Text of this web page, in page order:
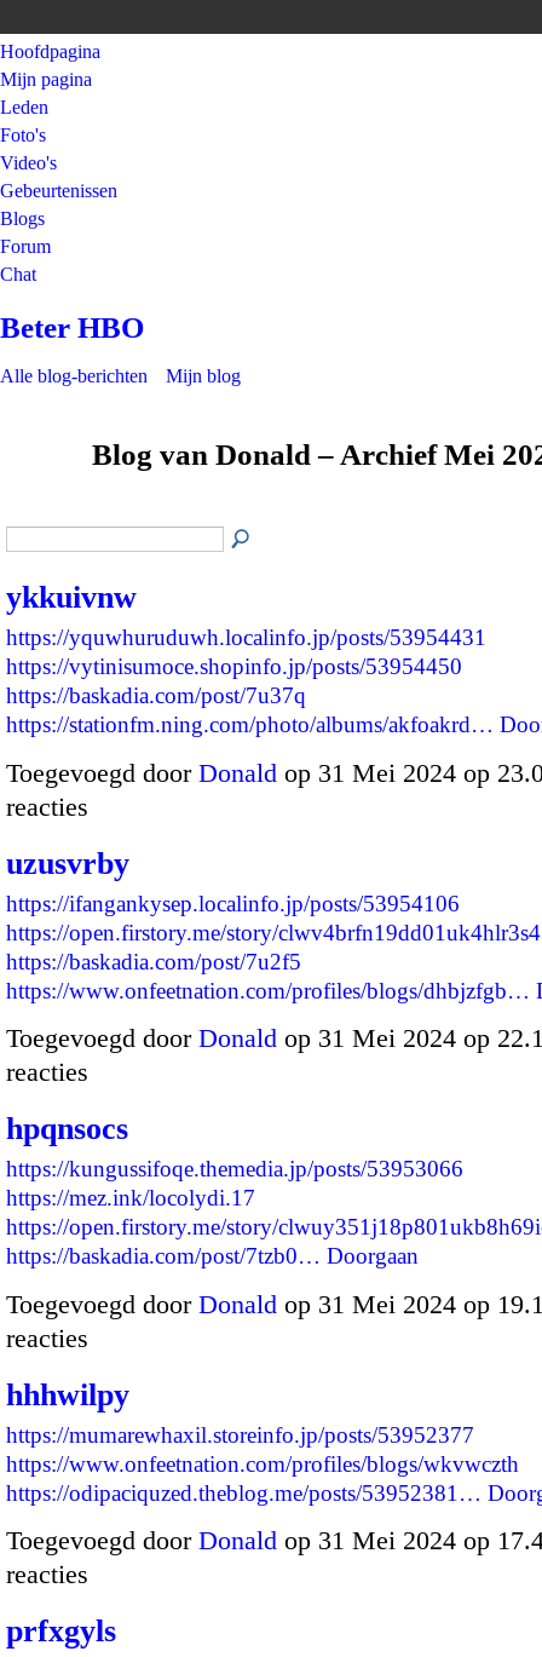
Hoofdpagina
Mijn pagina
Leden
Foto's
Video's
Gebeurtenissen
Blogs
Forum
Chat
Beter HBO
Alle blog-berichten Mijn blog
Blog van Donald – Archief Mei
ykkuivnw
https://yquwhuruduwh.localinfo.jp/posts/53954431
https://vytinisumoce.shopinfo.jp/posts/53954450
https://baskadia.com/post/7u37q
https://stationfm.ning.com/photo/albums/akfoakrd…
Toegevoegd door Donald op 31 Mei 2024 op
reacties
uzusvrby
https://ifangankysep.localinfo.jp/posts/53954106
https://open.firstory.me/story/
https://baskadia.com/post/7u2f5
https://www.onfeetnation.com/profiles/blogs/dhbjzfgb…
Toegevoegd door Donald op 31 Mei 2024 op
reacties
hpqnsocs
https://kungussifoqe.themedia.jp/posts/53953066
https://mez.ink/locolydi.17
https://open.firstory.me/story/
https://baskadia.com/post/7tzb0… Doorgaan
Toegevoegd door Donald op 31 Mei 2024 op
reacties
hhhwilpy
https://mumarewhaxil.storeinfo.jp/posts/53952377
https://www.onfeetnation.com/profiles/blogs/wkvwczth
https://odipaciquzed.theblog.me/posts/53952381…
Toegevoegd door Donald op 31 Mei 2024 op
reacties
prfxgyls